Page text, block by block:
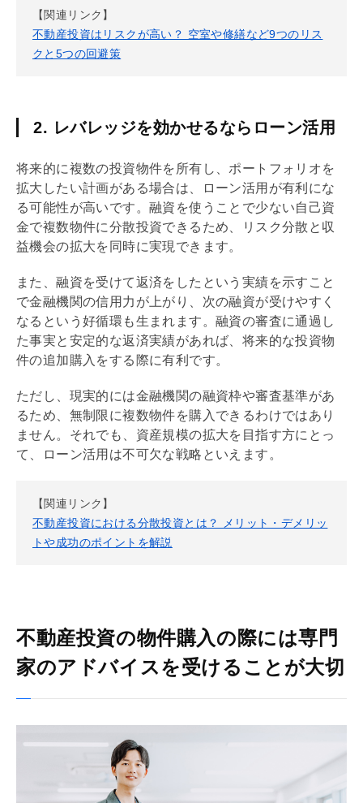
【関連リンク】
不動産投資はリスクが高い？ 空室や修繕など9つのリス
クと5つの回避策
2. レバレッジを効かせるならローン活用
将来的に複数の投資物件を所有し、ポートフォリオを
拡大したい計画がある場合は、ローン活用が有利にな
る可能性が高いです。融資を使うことで少ない自己資
金で複数物件に分散投資できるため、リスク分散と収
益機会の拡大を同時に実現できます。
また、融資を受けて返済をしたという実績を示すこと
で金融機関の信用力が上がり、次の融資が受けやすく
なるという好循環も生まれます。融資の審査に通過し
た事実と安定的な返済実績があれば、将来的な投資物
件の追加購入をする際に有利です。
ただし、現実的には金融機関の融資枠や審査基準があ
るため、無制限に複数物件を購入できるわけではあり
ません。それでも、資産規模の拡大を目指す方にとっ
て、ローン活用は不可欠な戦略といえます。
【関連リンク】
不動産投資における分散投資とは？ メリット・デメリッ
トや成功のポイントを解説
不動産投資の物件購入の際には専門
家のアドバイスを受けることが大切